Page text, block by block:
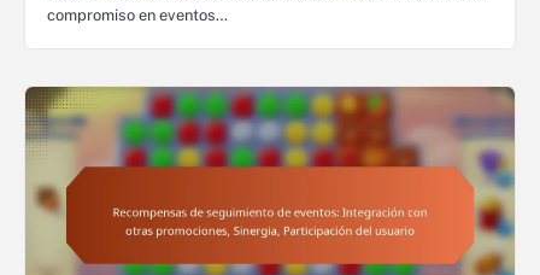
compromiso en eventos…